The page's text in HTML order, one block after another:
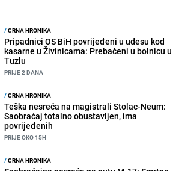
/CRNA HRONIKA
Pripadnici OS BiH povrijeđeni u udesu kod
kasarne u Živinicama: Prebačeni u bolnicu u
Tuzlu
PRIJE 2 DANA
/CRNA HRONIKA
Teška nesreća na magistrali Stolac-Neum:
Saobraćaj totalno obustavljen, ima
povrijeđenih
PRIJE OKO 15H
/CRNA HRONIKA